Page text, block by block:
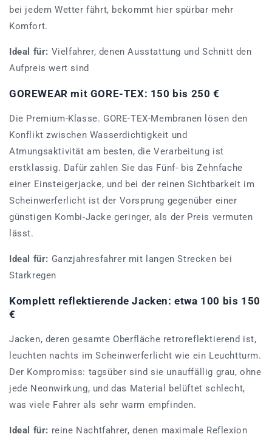
bei jedem Wetter fährt, bekommt hier spürbar mehr
Komfort.
Ideal für: Vielfahrer, denen Ausstattung und Schnitt den
Aufpreis wert sind
GOREWEAR mit GORE-TEX: 150 bis 250 €
Die Premium-Klasse. GORE-TEX-Membranen lösen den
Konflikt zwischen Wasserdichtigkeit und
Atmungsaktivität am besten, die Verarbeitung ist
erstklassig. Dafür zahlen Sie das Fünf- bis Zehnfache
einer Einsteigerjacke, und bei der reinen Sichtbarkeit im
Scheinwerferlicht ist der Vorsprung gegenüber einer
günstigen Kombi-Jacke geringer, als der Preis vermuten
lässt.
Ideal für: Ganzjahresfahrer mit langen Strecken bei
Starkregen
Komplett reflektierende Jacken: etwa 100 bis 150
€
Jacken, deren gesamte Oberfläche retroreflektierend ist,
leuchten nachts im Scheinwerferlicht wie ein Leuchtturm.
Der Kompromiss: tagsüber sind sie unauffällig grau, ohne
jede Neonwirkung, und das Material belüftet schlecht,
was viele Fahrer als sehr warm empfinden.
Ideal für: reine Nachtfahrer, denen maximale Reflexion